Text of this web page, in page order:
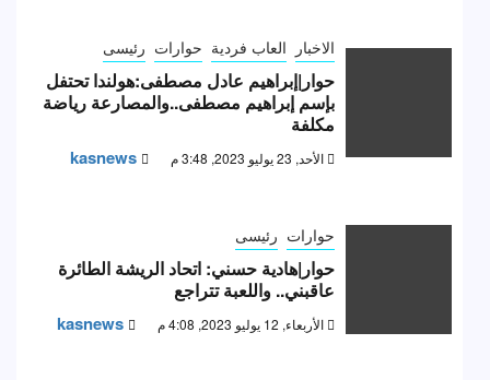
الاخبار العاب فردية حوارات رئيسى
حوار|إبراهيم عادل مصطفى:هولندا تحتفل
بإسم إبراهيم مصطفى..والمصارعة رياضة
مكلفة
الأحد, 23 يوليو 2023, 3:48 م kasnews
حوارات رئيسى
حوار|هادية حسني: اتحاد الريشة الطائرة
عاقبني.. واللعبة تتراجع
الأربعاء, 12 يوليو 2023, 4:08 م kasnews